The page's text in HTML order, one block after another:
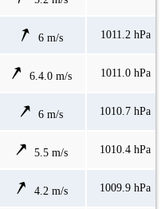
6 m/s 1011.2 hPa
6.4.0 m/s 1011.0 hPa
6 m/s 1010.7 hPa
5.5 m/s 1010.4 hPa
4.2 m/s 1009.9 hPa